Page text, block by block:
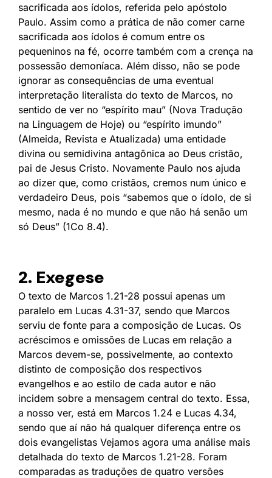
sacrificada aos ídolos, referida pelo apóstolo
Paulo. Assim como a prática de não comer carne
sacrificada aos ídolos é comum entre os
pequeninos na fé, ocorre também com a crença na
possessão demoníaca. Além disso, não se pode
ignorar as consequências de uma eventual
interpretação literalista do texto de Marcos, no
sentido de ver no “espírito mau” (Nova Tradução
na Linguagem de Hoje) ou “espírito imundo”
(Almeida, Revista e Atualizada) uma entidade
divina ou semidivina antagônica ao Deus cristão,
pai de Jesus Cristo. Novamente Paulo nos ajuda
ao dizer que, como cristãos, cremos num único e
verdadeiro Deus, pois “sabemos que o ídolo, de si
mesmo, nada é no mundo e que não há senão um
só Deus” (1Co 8.4).
2. Exegese
O texto de Marcos 1.21-28 possui apenas um
paralelo em Lucas 4.31-37, sendo que Marcos
serviu de fonte para a composição de Lucas. Os
acréscimos e omissões de Lucas em relação a
Marcos devem-se, possivelmente, ao contexto
distinto de composição dos respectivos
evangelhos e ao estilo de cada autor e não
incidem sobre a mensagem central do texto. Essa,
a nosso ver, está em Marcos 1.24 e Lucas 4.34,
sendo que aí não há qualquer diferença entre os
dois evangelistas Vejamos agora uma análise mais
detalhada do texto de Marcos 1.21-28. Foram
comparadas as traduções de quatro versões